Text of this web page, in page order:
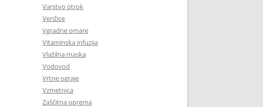
Varstvo otrok
Verižice
Vgradne omare
Vitaminska infuzija
Vlažilna maska
Vodovod
Vrtne ograje
Vzmetnica
Zaščitna oprema